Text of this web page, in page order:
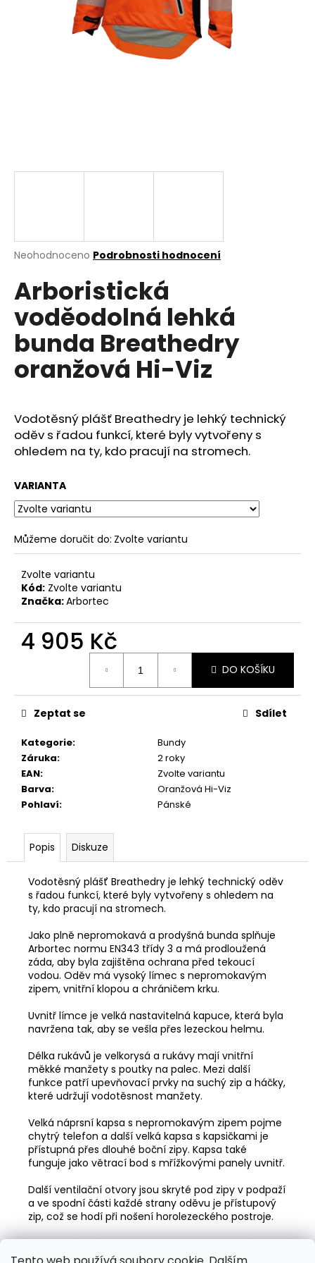
Průměrné
produktu
je
z
5
hvězdiček.
Neohodnoceno Podrobnosti hodnocení
Arboristická
voděodolná lehká
bunda Breathedry
oranžová Hi-Viz
Vodotěsný plášť Breathedry je lehký technický
oděv s řadou funkcí, které byly vytvořeny s
ohledem na ty, kdo pracují na stromech.
VARIANTA
Můžeme doručit do: Zvolte variantu
Zvolte variantu
Kód: Zvolte variantu
Značka:Arbortec
4 905 Kč
DO KOŠÍKU
Kategorie:
Bundy
Záruka:
2 roky
EAN:
Zvolte variantu
Barva:
Oranžová Hi-Viz
Pohlaví: Pánské
Zeptat se Sdílet
Popis Diskuze
Vodotěsný plášť Breathedry je lehký technický oděv
s řadou funkcí, které byly vytvořeny s ohledem na
ty, kdo pracují na stromech.
Jako plně nepromokavá a prodyšná bunda splňuje
Arbortec normu EN343 třídy 3 a má prodloužená
záda, aby byla zajištěna ochrana před tekoucí
vodou. Oděv má vysoký límec s nepromokavým
zipem, vnitřní klopou a chráničem krku.
Uvnitř límce je velká nastavitelná kapuce, která byla
navržena tak, aby se vešla přes lezeckou helmu.
Délka rukávů je velkorysá a rukávy mají vnitřní
měkké manžety s poutky na palec. Mezi další
funkce patří upevňovací prvky na suchý zip a háčky,
které udržují vodotěsnost manžety.
Velká náprsní kapsa s nepromokavým zipem pojme
chytrý telefon a další velká kapsa s kapsičkami je
přístupná přes dlouhé boční zipy. Kapsa také
funguje jako větrací bod s mřížkovými panely uvnitř.
Další ventilační otvory jsou skryté pod zipy v podpaží
a ve spodní části každé strany oděvu je přístupový
zip, což se hodí při nošení horolezeckého postroje.
Vodotěsný plášť Breathedry je k dispozici také ve
vysoce viditelné oranžové a žluté barvě, která
o
p
r
u
č
u
j
e
m